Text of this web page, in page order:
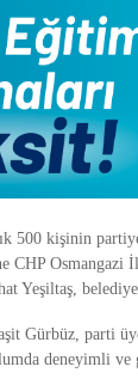
500 kişinin
CHP Osmangazi
Yeşiltaş,
Gürbüz, parti
deneyimli ve